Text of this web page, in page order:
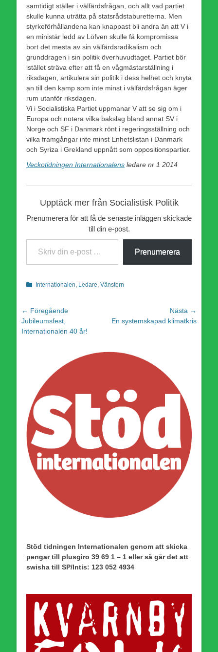
samtidigt ställer i välfärdsfrågan, och allt vad partiet
skulle kunna uträtta på statsrådstaburetterna. Men
styrkeförhållandena kan knappast bli andra än att V i
en ministär ledd av Löfven skulle få kompromissa
bort det mesta av sin välfärdsradikalism och
grunddragen i sin politik överhuvudtaget. Partiet bör
istället sträva efter att få en vågmästarställning i
riksdagen, artikulera sin politik i dess helhet och knyta
an till den kamp som inte minst i välfärdsfrågan äger
rum utanför riksdagen.
Vi i Socialistiska Partiet uppmanar V att se sig om i
Europa och notera vilka bakslag bland annat SV i
Norge och SF i Danmark rönt i regeringsställning och
vilka framgångar inte minst Enhetslistan i Danmark
och Syriza i Grekland uppnått som oppositionspartier.
Veckotidningen Internationalens ledare nr 1 2014
Upptäck mer från Socialistisk Politik
Prenumerera för att få de senaste inläggen skickade
till din e-post.
Skriv din e-post …
Prenumerera
Kategorier
Internationalen Ledare Vänstern
Inläggsnavigering
← Föregående
Föregående
inlägg:
Jubileumsfest,
Internationalen 40 år!
Nästa →
Nästa
En systemskapad klimatkris
Stöd tidningen Internationalen genom att skicka
pengar till plusgiro 39 69 1 – 1 eller så går det att
swisha till SP/Intis: 123 052 4934